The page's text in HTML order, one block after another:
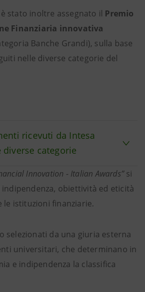
stato inoltre assegnato il Premio
Finanziaria innovativa
Banche Grandi), sulla base
nelle diverse categorie del
ricevuti da Intesa
categorie
Innovation - Italian Awards”si
obiettività ed eticità
le istituzioni finanziarie.
selezionati da una giuria esterna
universitari, che determinano in
e indipendenza la classifica